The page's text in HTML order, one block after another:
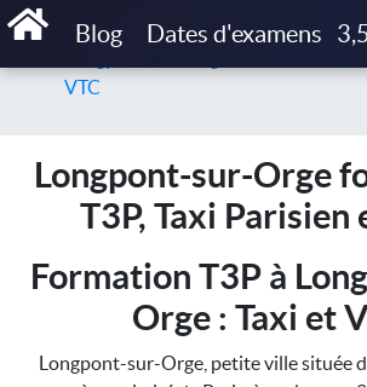
Blog Dates d'examens
Accueil
VTC
Longpont-sur-Orge
T3P, Taxi Parisien
Formation T3P à
Orge : Taxi et
Longpont-sur-Orge, petite ville située